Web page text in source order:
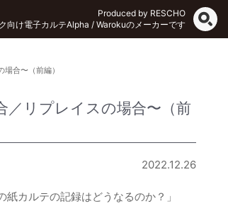
Produced by RESCHO
向け電子カルテAlpha / Warokuのメーカーです
合〜（前編）
／リプレイスの場合〜（前
2022.12.26
紙カルテの記録はどうなるのか？」